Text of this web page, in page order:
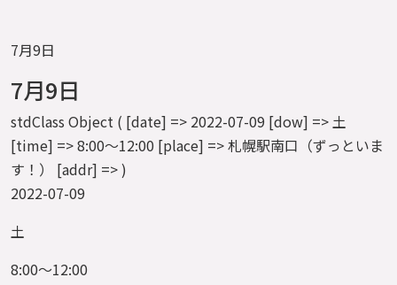
7月9日
7月9日
stdClass Object ( [date] => 2022-07-09 [dow] => 土
[time] => 8:00～12:00 [place] => 札幌駅南口（ずっといま
す！） [addr] => )
2022-07-09
土
8:00～12:00